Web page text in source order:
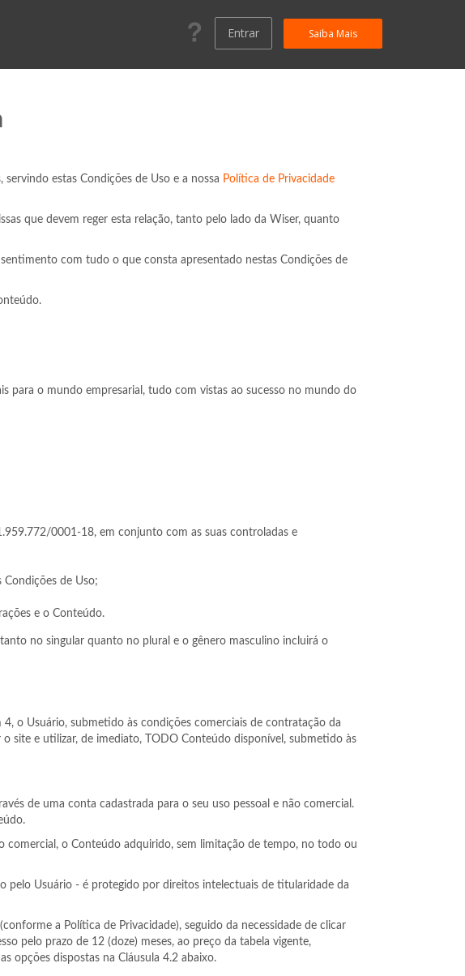
Entrar Saiba Mais
estas Condições de Uso e a nossa Política de Privacidade
que devem reger esta relação, tanto pelo lado da Wiser, quanto
com tudo o que consta apresentado nestas Condições de
para o mundo empresarial, tudo com vistas ao sucesso no mundo do
0001-18, em conjunto com as suas controladas e
de Uso;
e o Conteúdo.
no singular quanto no plural e o gênero masculino incluirá o
o Usuário, submetido às condições comerciais de contratação da
site e utilizar, de imediato, TODO Conteúdo disponível, submetido às
de uma conta cadastrada para o seu uso pessoal e não comercial.
o Conteúdo adquirido, sem limitação de tempo, no todo ou
pelo Usuário - é protegido por direitos intelectuais de titularidade da
a Política de Privacidade), seguido da necessidade de clicar
pelo prazo de 12 (doze) meses, ao preço da tabela vigente,
opções dispostas na Cláusula 4.2 abaixo.